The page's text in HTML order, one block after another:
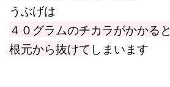
うぶげは
４０グラムのチカラがかかると
根元から抜けて しまいます